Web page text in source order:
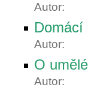
Autor:
Domácí
Autor:
O
Autor: